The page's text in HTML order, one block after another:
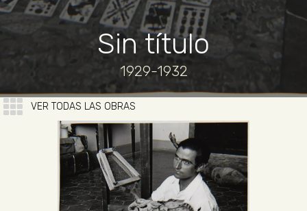
Sin título
1929-1932
VER TODAS LAS OBRAS